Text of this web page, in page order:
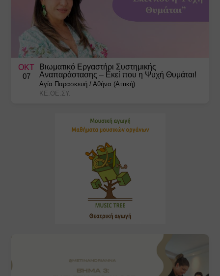
ΟΚΤ
07
Βιωματικό Εργαστήρι Συστημικής
Αναπαράστασης – Εκεί που η Ψυχή Θυμάται!
Αγία Παρασκευή /Αθήνα (Αττική)
ΚΕ.ΘΕ.ΣΥ.